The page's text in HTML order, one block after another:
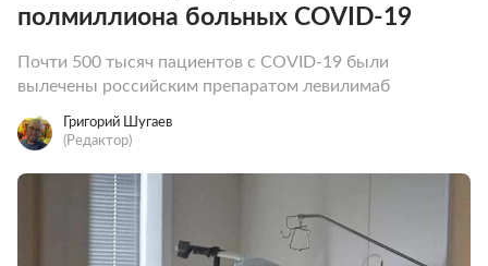
полмиллиона больных COVID-19
Почти 500 тысяч пациентов с COVID-19 были
вылечены российским препаратом левилимаб
Григорий Шугаев
(Редактор)